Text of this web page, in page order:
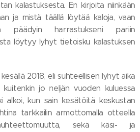
kalastuksesta. En kirjoita niinkään
ja mistä täällä löytää kaloja, vaan
päädyin harrastukseni pariin
löytyy lyhyt tietoisku kalastuksen
2018, eli suhteellisen lyhyt aika
jo neljän vuoden kuluessa
alkoi, kun sain kesätöitä keskustan
tarkkailin armottomalla otteella
sekä käsi- ja